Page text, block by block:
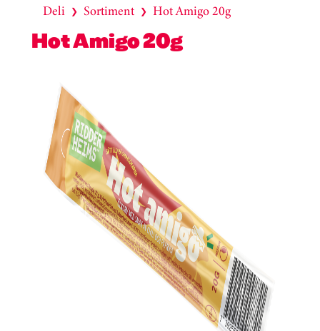
Deli ❯ Sortiment ❯ Hot Amigo 20g
Hot Amigo 20g